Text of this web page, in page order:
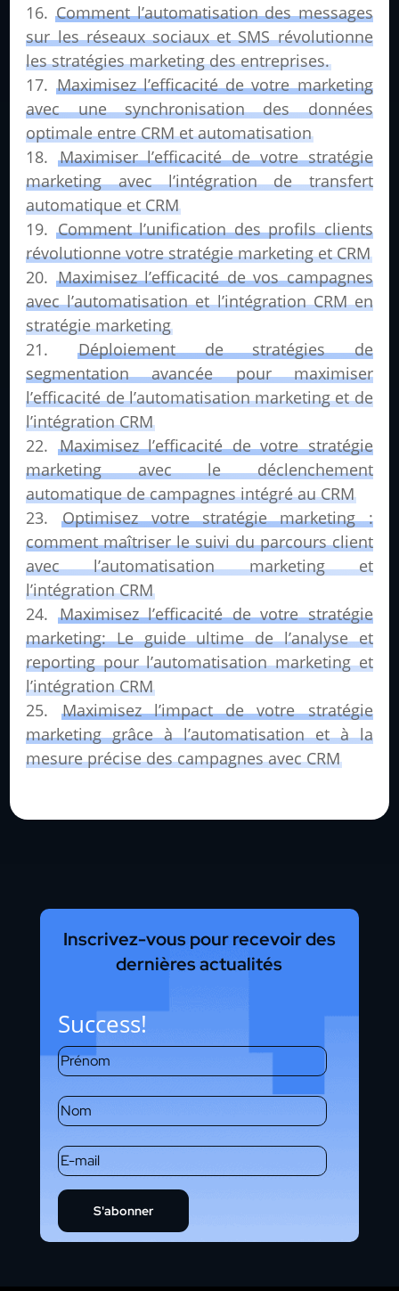
Comment l’automatisation des messages
sur les réseaux sociaux et SMS révolutionne
les stratégies marketing des entreprises.
Maximisez l’efficacité de votre marketing
avec une synchronisation des données
optimale entre CRM et automatisation
Maximiser l’efficacité de votre stratégie
marketing avec l’intégration de transfert
automatique et CRM
Comment l’unification des profils clients
révolutionne votre stratégie marketing et CRM
Maximisez l’efficacité de vos campagnes
avec l’automatisation et l’intégration CRM en
stratégie marketing
Déploiement de stratégies de
segmentation avancée pour maximiser
l’efficacité de l’automatisation marketing et de
l’intégration CRM
Maximisez l’efficacité de votre stratégie
marketing avec le déclenchement
automatique de campagnes intégré au CRM
Optimisez votre stratégie marketing :
comment maîtriser le suivi du parcours client
avec l’automatisation marketing et
l’intégration CRM
Maximisez l’efficacité de votre stratégie
marketing: Le guide ultime de l’analyse et
reporting pour l’automatisation marketing et
l’intégration CRM
Maximisez l’impact de votre stratégie
marketing grâce à l’automatisation et à la
mesure précise des campagnes avec CRM
Inscrivez-vous pour recevoir des
dernières actualités
Success!
S'abonner